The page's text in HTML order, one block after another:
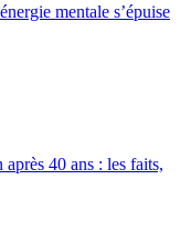
mentale s’épuise
40 ans : les faits,